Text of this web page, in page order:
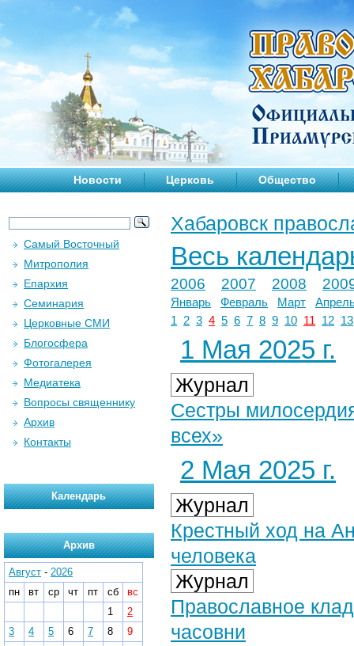
Новости Церковь Общество
Хабаровск
Весь
2006 2007 2008
Январь Февраль Март
1
2 3 4 5 6 7 8 9 10 11 12 13
1 Мая 2025 г.
Журнал
Сестры
всех»
2 Мая 2025 г.
Журнал
Крестный ход на
человека
Журнал
Православное
часовни
Самый Восточный
Митрополия
Епархия
Семинария
Церковные СМИ
Блогосфера
Фотогалерея
Медиатека
Вопросы священнику
Архив
Контакты
Календарь
Архив
Август - 2026
пн
вт ср чт пт сб
вс
1
2
3
4 5 6 7 8
9